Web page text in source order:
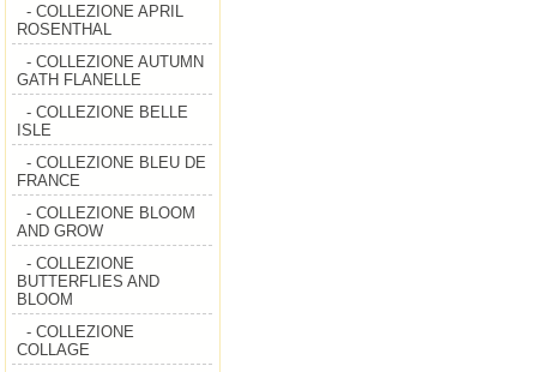
- COLLEZIONE APRIL
ROSENTHAL
- COLLEZIONE AUTUMN
GATH FLANELLE
- COLLEZIONE BELLE
ISLE
- COLLEZIONE BLEU DE
FRANCE
- COLLEZIONE BLOOM
AND GROW
- COLLEZIONE
BUTTERFLIES AND
BLOOM
- COLLEZIONE
COLLAGE